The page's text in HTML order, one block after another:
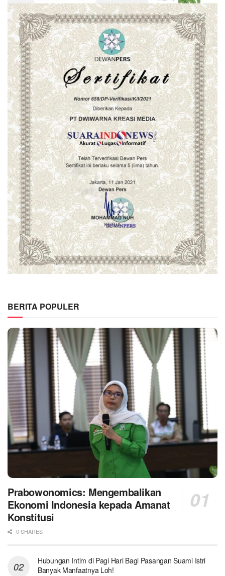
BERITA POPULER
Prabowonomics: Mengembalikan
Ekonomi Indonesia kepada Amanat
Konstitusi
0 SHARES
Hubungan Intim di Pagi Hari Bagi Pasangan Suami Istri
Banyak Manfaatnya Loh!